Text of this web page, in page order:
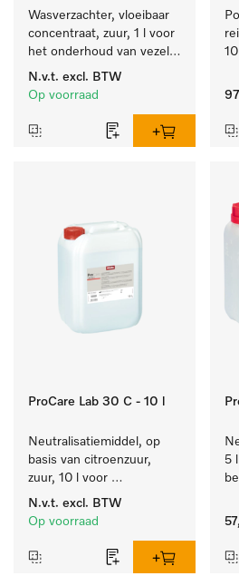
Wasverzachter, vloeibaar
concentraat, zuur, 1 l voor
het onderhoud van vezels
zodat het textiel lang
zacht blijft.
N.v.t. excl. BTW
Op voorraad
ProCare Lab 30 C - 10 l
Neutralisatiemiddel, op
basis van citroenzuur,
zuur, 10 l voor
materiaalbesparende,
machinale reiniging van
gerei.
N.v.t. excl. BTW
Op voorraad
5